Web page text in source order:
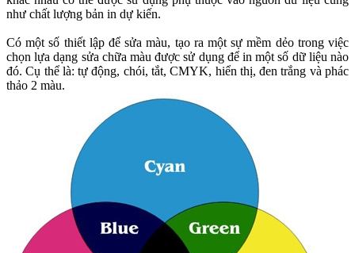
như chất lượng bản in dự kiến.
Có một số thiết lập để sửa màu, tạo ra một sự mềm dẻo trong việc
chọn lựa dạng sửa chữa màu được sử dụng để in một số dữ liệu nào
đó. Cụ thể là: tự động, chói, tắt, CMYK, hiển thị, đen trắng và phác
thảo 2 màu.